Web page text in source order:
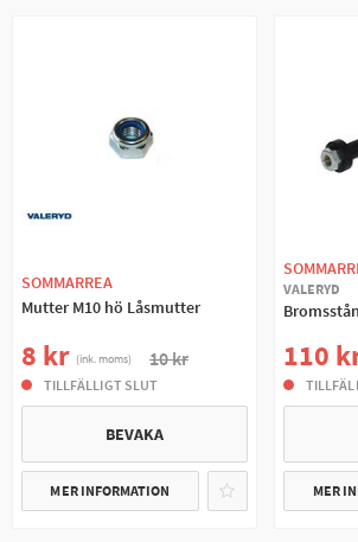
SOMMARREA
Mutter M10 hö Låsmutter
8 kr (ink. moms) 10 kr
TILLFÄLLIGT SLUT
BEVAKA
MER INFORMATION
VALERYD
110
MER